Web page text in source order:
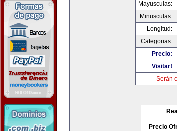
Mayusculas:
Minusculas:
Longitud:
Categorias:
Precio:
Visitar!
Serán
Precio